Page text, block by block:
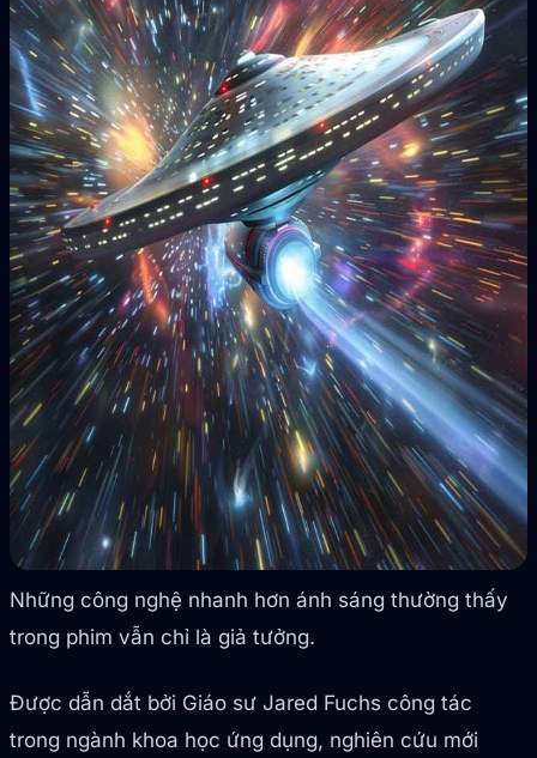
Những công nghệ nhanh hơn ánh sáng thường thấy
trong phim vẫn chỉ là giả tưởng.
Được dẫn dắt bởi Giáo sư Jared Fuchs công tác
trong ngành khoa học ứng dụng, nghiên cứu mới